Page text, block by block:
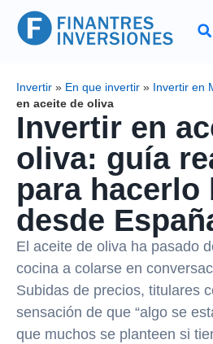
Invertir » En que invertir » Invertir en
en aceite de oliva
Invertir en
oliva: guía
para hacerlo
desde
El aceite de oliva ha pasado
cocina a colarse en
Subidas de precios, titulares
sensación de que “algo se
que muchos se planteen si